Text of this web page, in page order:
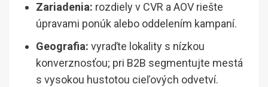
Zariadenia: rozdiely v CVR a AOV riešte
úpravami ponúk alebo oddelením kampaní.
Geografia: vyraďte lokality s nízkou
konverznosťou; pri B2B segmentujte mestá
s vysokou hustotou cieľových odvetví.